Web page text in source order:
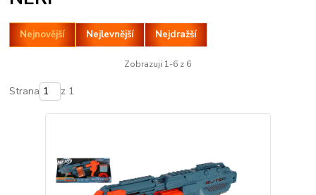
Nejnovější Nejlevnější Nejdražší
Zobrazuji 1-6 z 6
Strana z 1